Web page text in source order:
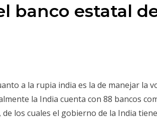
banco estatal
a la rupia india es la de manejar la
la India cuenta con 88 bancos
los cuales el gobierno de la India